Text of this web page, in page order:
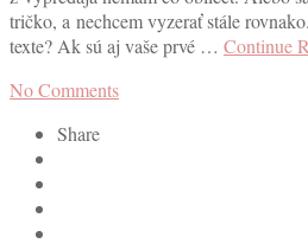
tričko, a nechcem vyzerať stále
texte? Ak sú aj vaše prvé … Continue
No Comments
Share